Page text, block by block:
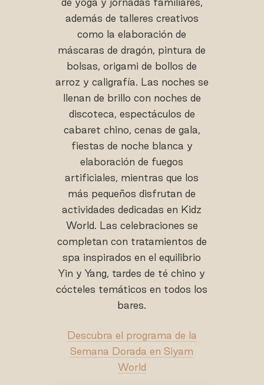
además de talleres creativos
como la elaboración de
máscaras de dragón, pintura de
bolsas, origami de bollos de
arroz y caligrafía. Las noches se
llenan de brillo con noches de
discoteca, espectáculos de
cabaret chino, cenas de gala,
fiestas de noche blanca y
elaboración de fuegos
artificiales, mientras que los
más pequeños disfrutan de
actividades dedicadas en Kidz
World. Las celebraciones se
completan con tratamientos de
spa inspirados en el equilibrio
Yin y Yang, tardes de té chino y
cócteles temáticos en todos los
bares.
Descubra el programa de la
Semana Dorada en Siyam
World